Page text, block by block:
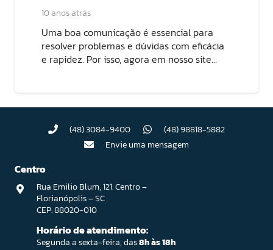
10 anos atrás
Uma boa comunicação é essencial para
resolver problemas e dúvidas com eficácia
e rapidez. Por isso, agora em nosso site…
(48) 3084-9400
(48) 98818-5882
Envie uma mensagem
Centro
Rua Emilio Blum, 121. Centro –
Florianópolis – SC
CEP: 88020-010
Horário de atendimento:
Segunda a sexta-feira, das8h às 18h